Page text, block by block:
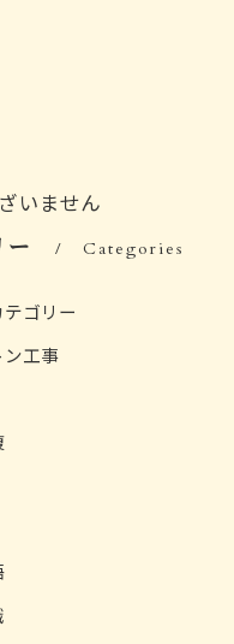
いません
ー Categories
ゴリー
ン工事